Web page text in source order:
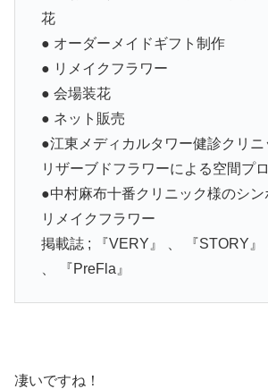
花
● オーダーメイドギフト制作
● リメイクフラワー
● 会場装花
● ネット販売
●江東メディカルタワー健診クリ
リザーブドフラワーによる空間プ
●中村麻布十番クリニック様のシン
リメイクフラワー
掲載誌 ; 『VERY』 、 『STORY』
、 『PreFla』
凄いですね！